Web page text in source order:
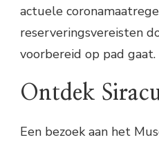
actuele
reserveringsvereisten
voorbereid op pad gaat.
Ontdek
Een bezoek aan het